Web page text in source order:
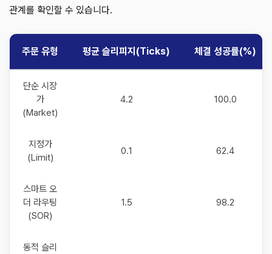
관계를 확인할 수 있습니다.
주문 유형 평균 슬리피지(Ticks) 체결 성공률(%)
단순 시장
가
(Market)
4.2 100.0
지정가
(Limit)
0.1 62.4
스마트 오
더 라우팅
(SOR)
1.5 98.2
동적 슬리